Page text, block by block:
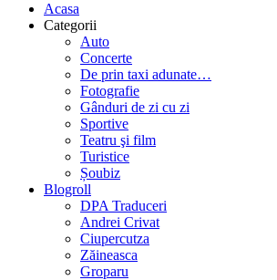
Acasa
Categorii
Auto
Concerte
De prin taxi adunate…
Fotografie
Gânduri de zi cu zi
Sportive
Teatru şi film
Turistice
Șoubiz
Blogroll
DPA Traduceri
Andrei Crivat
Ciupercutza
Zăineasca
Groparu